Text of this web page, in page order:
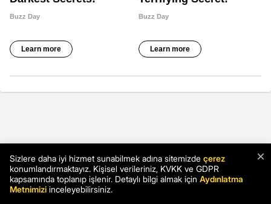
×
Sizlere daha iyi hizmet sunabilmek adına sitemizde çerez
konumlandırmaktayız. Kişisel verileriniz, KVKK ve GDPR
kapsamında toplanıp işlenir. Detaylı bilgi almak için Aydınlatma
Metnimizi inceleyebilirsiniz.